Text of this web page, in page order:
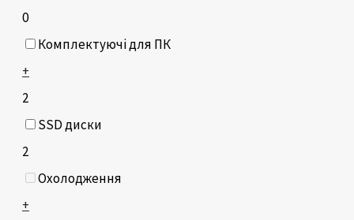
0
Комплектуючі для ПК
+
2
SSD диски
2
Охолодження
+